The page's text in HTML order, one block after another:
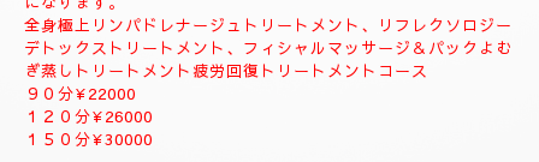
ント、よむぎ蒸しコース
９０分¥22000
１２０分¥28000⇒¥26000⇒よむぎ蒸しコース
１５０分¥32000⇒¥30000⇒よむぎ蒸しコース
１８０分￥40000⇒¥38000⇒よむぎ蒸しコース